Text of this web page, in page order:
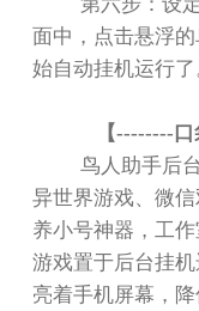
面中，点击悬浮
始自动挂机运行了
【--------
鸟人助手后
异世界游戏、微
养小号神器，工
游戏置于后台挂
亮着手机屏幕，